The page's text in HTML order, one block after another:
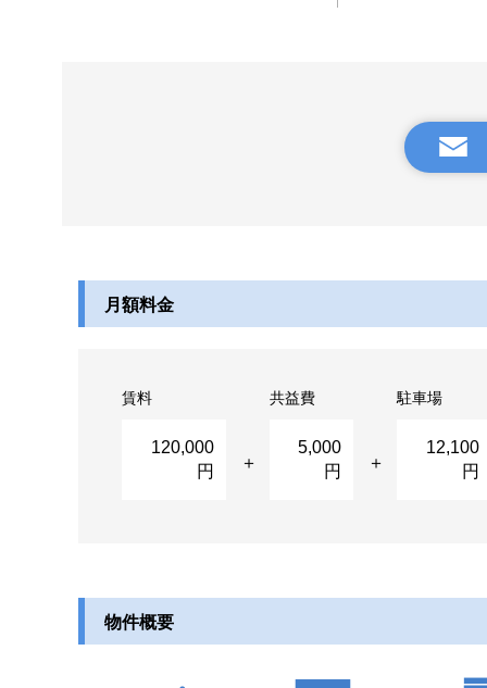
月額料金
賃料
120,000
円
共益費
5,000
円
駐車場
12,100
円
物件概要